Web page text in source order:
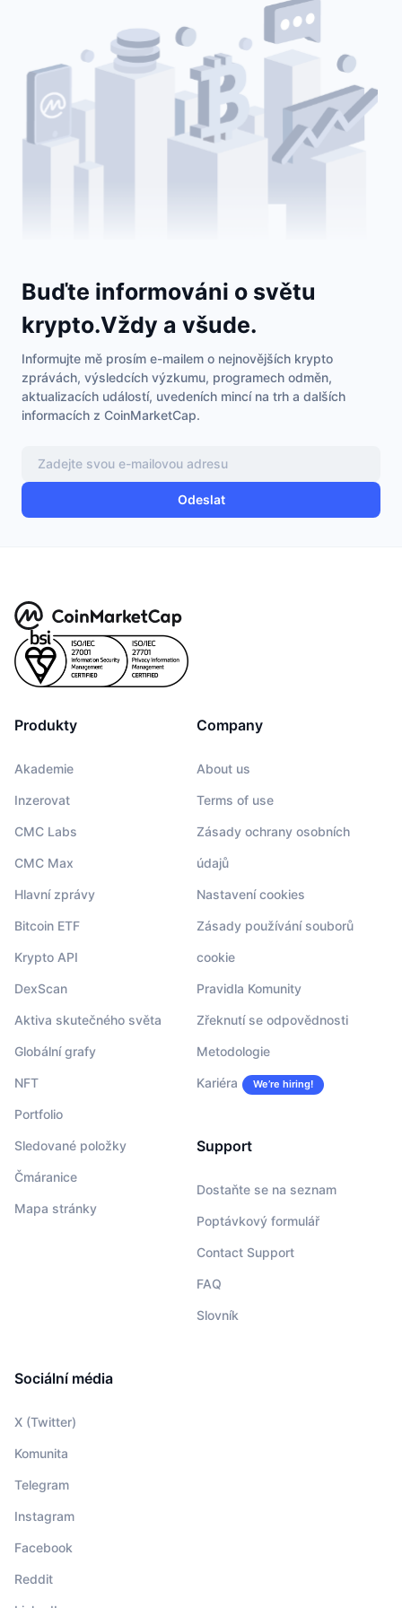
Nové
Krypto
NFT
Celkové NFT statistiky
Připravované prodeje
Bitcoin ETF
Ethereum ETF
Deriváty
Přehled
Likvidace
CMC MCP
x402
Akademie
Kampaně
Diamantové odměny
Kalendáře
Buďte informováni o světu
krypto.Vždy a všude.
Informujte mě prosím e-mailem o nejnovějších krypto
zprávách, výsledcích výzkumu, programech odměn,
aktualizacích událostí, uvedeních mincí na trh a dalších
informacích z CoinMarketCap.
Odeslat
Produkty
Akademie
Inzerovat
CMC Labs
CMC Max
Hlavní zprávy
Bitcoin ETF
Krypto API
DexScan
Aktiva skutečného světa
Globální grafy
NFT
Portfolio
Sledované položky
Čmáranice
Mapa stránky
Company
About us
Terms of use
Zásady ochrany osobních
údajů
Nastavení cookies
Zásady používání souborů
cookie
Pravidla Komunity
Zřeknutí se odpovědnosti
Metodologie
Kariéra We’re hiring!
Support
Dostaňte se na seznam
Poptávkový formulář
Contact Support
FAQ
Slovník
Sociální média
X (Twitter)
Komunita
Telegram
Instagram
Facebook
Reddit